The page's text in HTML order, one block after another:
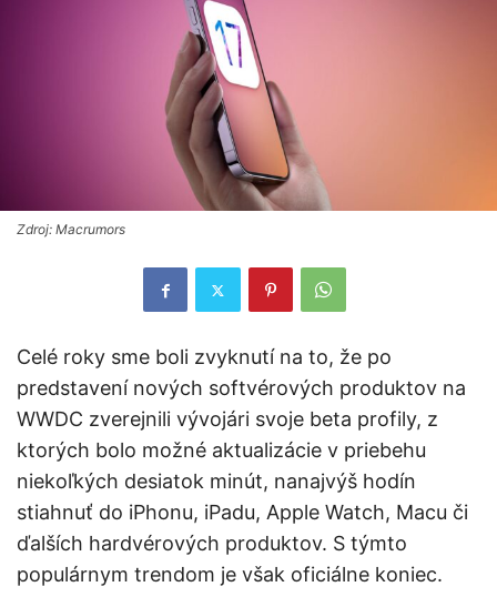
Zdroj: Macrumors
Celé roky sme boli zvyknutí na to, že po
predstavení nových softvérových produktov na
WWDC zverejnili vývojári svoje beta profily, z
ktorých bolo možné aktualizácie v priebehu
niekoľkých desiatok minút, nanajvýš hodín
stiahnuť do iPhonu, iPadu, Apple Watch, Macu či
ďalších hardvérových produktov. S týmto
populárnym trendom je však oficiálne koniec.